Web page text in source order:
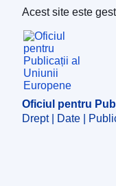
Oficiul pentru
Acest site este
Oficiul pentru
Drept | Date |